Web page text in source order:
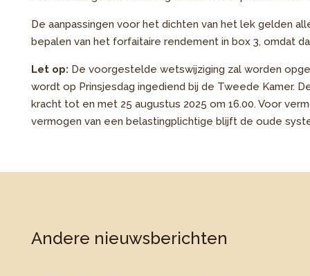
De aanpassingen voor het dichten van het lek gelden
bepalen van het forfaitaire rendement in box 3, omdat
Let op: De voorgestelde wetswijziging zal worden
wordt op Prinsjesdag ingediend bij de Tweede Kamer.
kracht tot en met 25 augustus 2025 om 16.00. Voor
vermogen van een belastingplichtige blijft de oude
Andere nieuwsberichten